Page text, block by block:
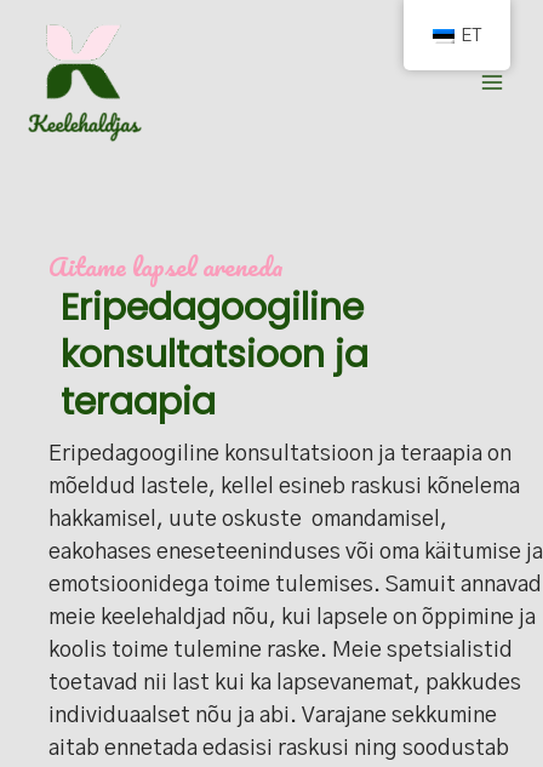
content
Aitame lapsel areneda
Eripedagoogiline
konsultatsioon ja
teraapia
Eripedagoogiline konsultatsioon ja teraapia on
mõeldud lastele, kellel esineb raskusi kõnelema
hakkamisel, uute oskuste omandamisel,
eakohases eneseteeninduses või oma käitumise ja
emotsioonidega toime tulemises. Samuit annavad
meie keelehaldjad nõu, kui lapsele on õppimine ja
koolis toime tulemine raske. Meie spetsialistid
toetavad nii last kui ka lapsevanemat, pakkudes
individuaalset nõu ja abi. Varajane sekkumine
aitab ennetada edasisi raskusi ning soodustab
ET